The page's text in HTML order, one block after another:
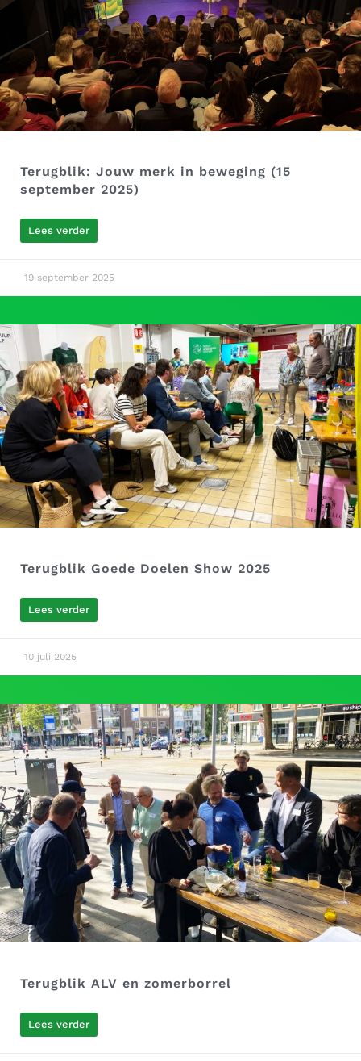
Terugblik: Jouw merk in beweging (15
september 2025)
Lees verder
19 september 2025
Terugblik Goede Doelen Show 2025
Lees verder
10 juli 2025
Terugblik ALV en zomerborrel
Lees verder